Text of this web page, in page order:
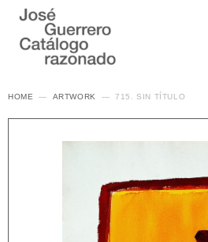
HOME ARTWORK 715. SIN TÍTULO